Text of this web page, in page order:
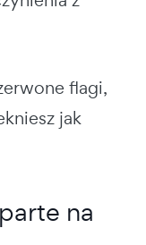
flagi,
jak
na